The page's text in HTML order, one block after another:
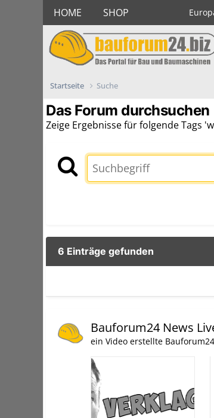
HOME SHOP
Startseite Suche
Das Forum durchsuchen
Zeige Ergebnisse für folgende Tags
6 Einträge gefunden
Bauforum24 News
ein Video erstellte